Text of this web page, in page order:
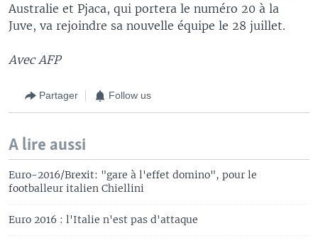
Australie et Pjaca, qui portera le numéro 20 à la
Juve, va rejoindre sa nouvelle équipe le 28 juillet.
Avec AFP
Partager Follow us
A lire aussi
Euro-2016/Brexit: "gare à l'effet domino", pour le
footballeur italien Chiellini
Euro 2016 : l'Italie n'est pas d'attaque